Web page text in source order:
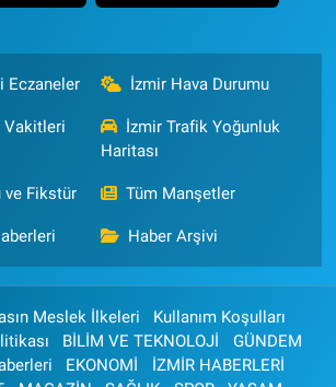
Eczaneler İzmir Hava Durumu
Vakitleri
İzmir Trafik Yoğunluk
Haritası
ve Fikstür Tüm Manşetler
Haber Arşivi
Meslek İlkeleri
Kullanım Koşulları
BİLİM VE TEKNOLOJİ
GÜNDEM
EKONOMİ
İZMİR HABERLERİ